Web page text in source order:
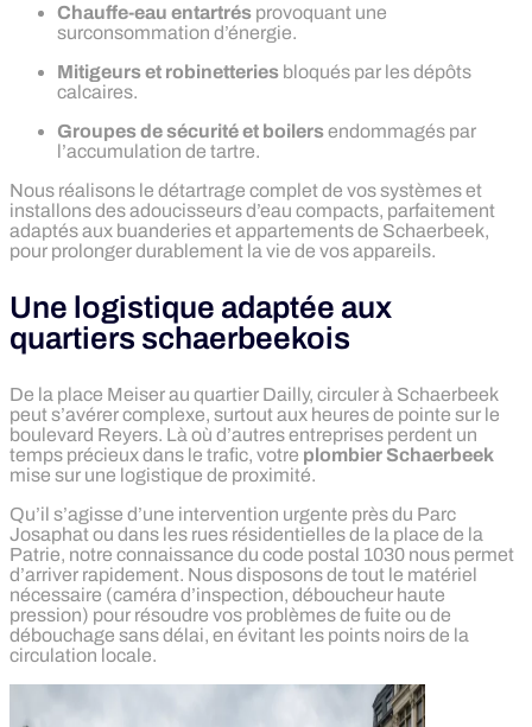
Chauffe-eau entartrés provoquant une
surconsommation d’énergie.
Mitigeurs et robinetteries bloqués par les dépôts
calcaires.
Groupes de sécurité et boilersendommagés par
l’accumulation de tartre.
Nous réalisons le détartrage complet de vos systèmes et
installons des adoucisseurs d’eau compacts, parfaitement
adaptés aux buanderies et appartements de Schaerbeek,
pour prolonger durablement la vie de vos appareils.
Une logistique adaptée aux
quartiers schaerbeekois
De la place Meiser au quartier Dailly, circuler à Schaerbeek
peut s’avérer complexe, surtout aux heures de pointe sur le
boulevard Reyers. Là où d’autres entreprises perdent un
temps précieux dans le trafic, votre plombier Schaerbeek
mise sur une logistique de proximité.
Qu’il s’agisse d’une intervention urgente près du Parc
Josaphat ou dans les rues résidentielles de la place de la
Patrie, notre connaissance du code postal 1030 nous permet
d’arriver rapidement. Nous disposons de tout le matériel
nécessaire (caméra d’inspection, déboucheur haute
pression) pour résoudre vos problèmes de fuite ou de
débouchage sans délai, en évitant les points noirs de la
circulation locale.